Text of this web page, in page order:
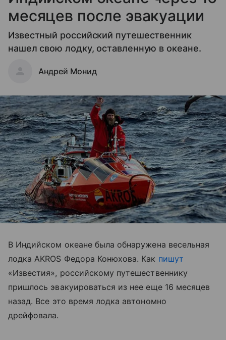
месяцев после эвакуации
Известный российский путешественник
нашел свою лодку, оставленную в океане.
Андрей Монид
В Индийском океане была обнаружена весельная
лодка AKROS Федора Конюхова. Как пишут
«Известия», российскому путешественнику
пришлось эвакуироваться из нее еще 16 месяцев
назад. Все это время лодка автономно
дрейфовала.